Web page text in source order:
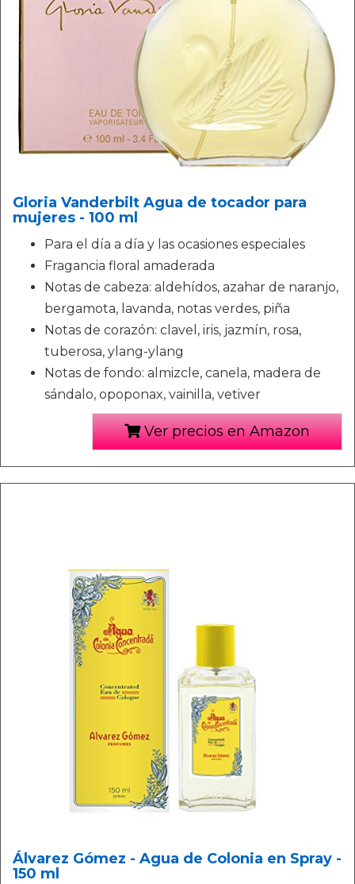
Gloria Vanderbilt Agua de tocador para
mujeres - 100 ml
Para el día a día y las ocasiones especiales
Fragancia floral amaderada
Notas de cabeza: aldehídos, azahar de naranjo,
bergamota, lavanda, notas verdes, piña
Notas de corazón: clavel, iris, jazmín, rosa,
tuberosa, ylang-ylang
Notas de fondo: almizcle, canela, madera de
sándalo, opoponax, vainilla, vetiver
Ver precios en Amazon
Álvarez Gómez - Agua de Colonia en Spray -
150 ml